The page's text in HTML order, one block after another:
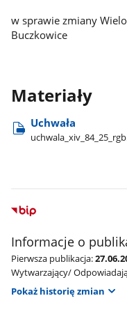
w sprawie zmiany
Buczkowice
Materiały
Uchwała
Informacje o
Pierwsza publikacja:
Wytwarzający/
Pokaż historię zmian